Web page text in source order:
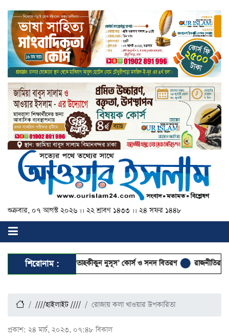
শুক্রবার, ০৭ আগস্ট ২০২৬ ।। ২২ শ্রাবণ ১৪৩৩ ।। ২৪ সফর ১৪৪৮
শিরোনাম :
হলো ৭ দিনব্যাপী ‘তাহকীকুন নুসূস’ কোর্স ও সনদ বিতরণ রাজনীতির আত্মা
////হাইলাইট //// রোজায় কলা খাওয়ার উপকারিতা
প্রকাশ: ২৪ মার্চ, ২০২৩, ০৭:৪৮ বিকাল